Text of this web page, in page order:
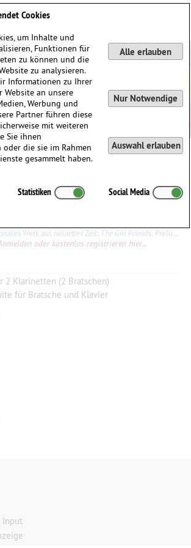
Werk aus neuester Zeit: The Girl Friends: Preludium for Penny, Scherzetto for Sandra, Blues for Barbara. Blues ist natürlich gewöhnungsbedürftig für Leute, die diesen
oder kostenlos registrieren hier...
2 Klarinetten (2 Bratschen)
für Bratsche und Klavier
Input
Cookies
um Inhalte und
Funktionen für
zu können und die
zu analysieren.
Informationen zu Ihrer
Website an unsere
Werbung und
Partner führen diese
mit weiteren
Sie ihnen
die sie im Rahmen
gesammelt haben.
Alle erlauben
Nur Notwendige
Auswahl erlauben
Statistiken Social Media